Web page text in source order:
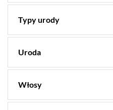
Typy urody
Uroda
Włosy